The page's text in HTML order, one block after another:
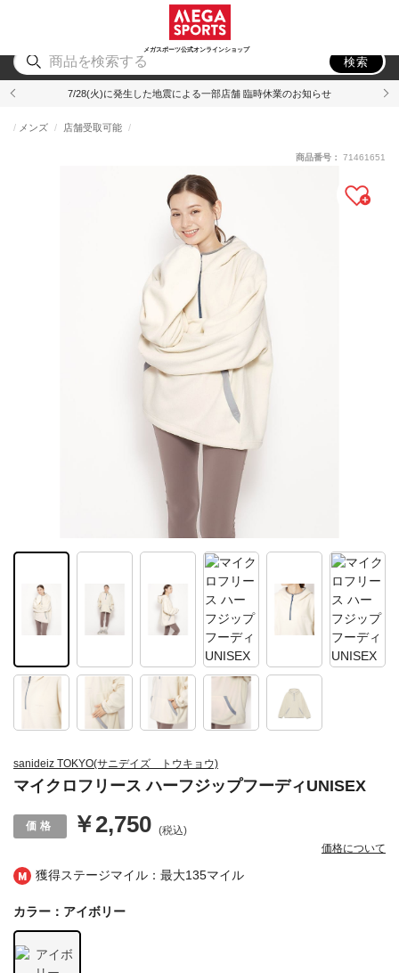
メガスポーツ公式オンラインショップ
アウトドア
検索
7/28(火)に発生した地震による一部店舗 臨時休業のお知らせ
獲得ステージマイル：最大135マイル
sanideiz TOKYO(サニデイズ トウキョウ)
マイクロフリース ハーフジップフーディUNISEX
メンズ 店舗受取可能
￥2,750 (税込)
価格について
商品番号： 71461651
カラー：アイボリー